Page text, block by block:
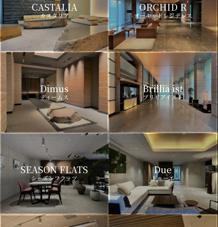
CASTALIA
カスタリア
ORCHID R
オーキッドレジデンス
Dimus
ディームス
Brillia ist
ブリリアイスト
SEASON FLATS
シーズンフラッツ
Due
ドゥーエ